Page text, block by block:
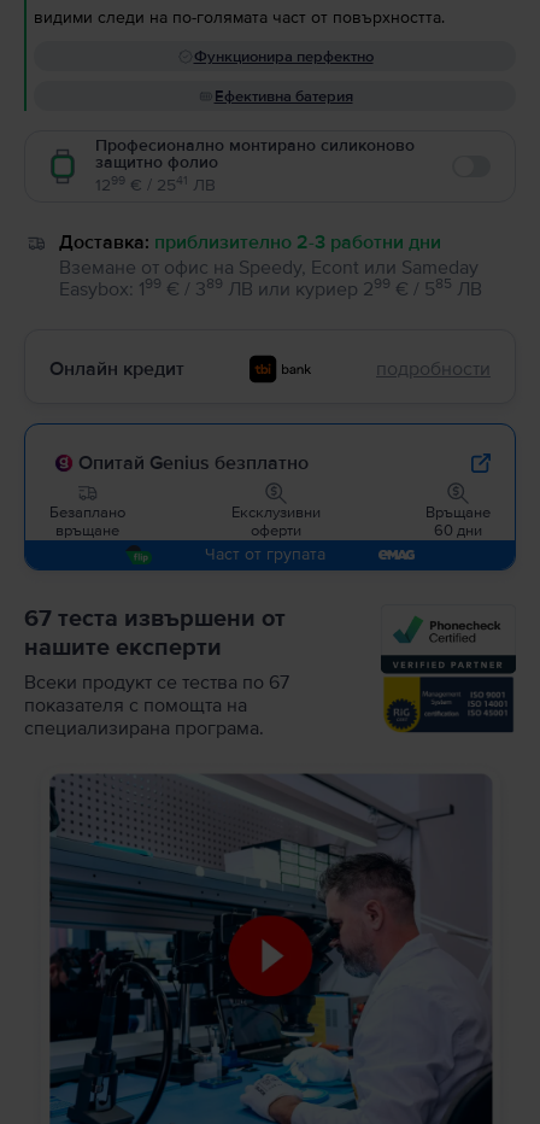
видими следи на по-голямата част от повърхността.
Функционира перфектно
Ефективна батерия
Професионално монтирано силиконово
защитно фолио
1299 € / 2541 ЛВ
Доставка: приблизително 2-3 работни дни
Вземане от офис на Speedy, Econt или Sameday
Easybox: 199 € / 389 ЛВ или куриер 299 € / 585 ЛВ
Онлайн кредит подробности
Опитай Genius безплатно
Безаплано
връщане
Ексклузивни
оферти
Връщане
60 дни
Част от групата
67 теста извършени от
нашите експерти
Всеки продукт се тества по 67
показателя с помощта на
специализирана програма.